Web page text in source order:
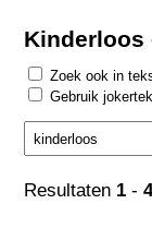
Kinderloos
Zoek ook in
Gebruik
Resultaten 1 -